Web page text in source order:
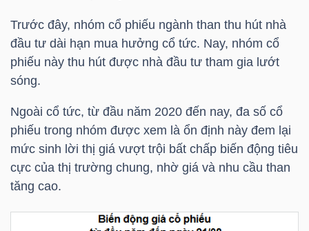
Trước đây, nhóm cổ phiếu ngành than thu hút nhà
đầu tư dài hạn mua hưởng cổ tức. Nay, nhóm cổ
phiếu này thu hút được nhà đầu tư tham gia lướt
sóng.
Ngoài cổ tức, từ đầu năm 2020 đến nay, đa số cổ
phiếu trong nhóm được xem là ổn định này đem lại
mức sinh lời thị giá vượt trội bất chấp biến động tiêu
cực của thị trường chung, nhờ giá và nhu cầu than
tăng cao.
DỮ
LIỆU
Ngành
(-)